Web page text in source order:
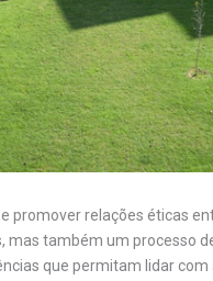
promover relações éticas
também um processo
que permitam lidar com